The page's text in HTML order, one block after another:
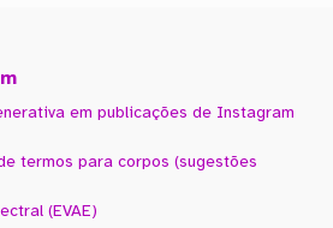
em publicações de Instagram
termos para corpos (sugestões
(EVAE)